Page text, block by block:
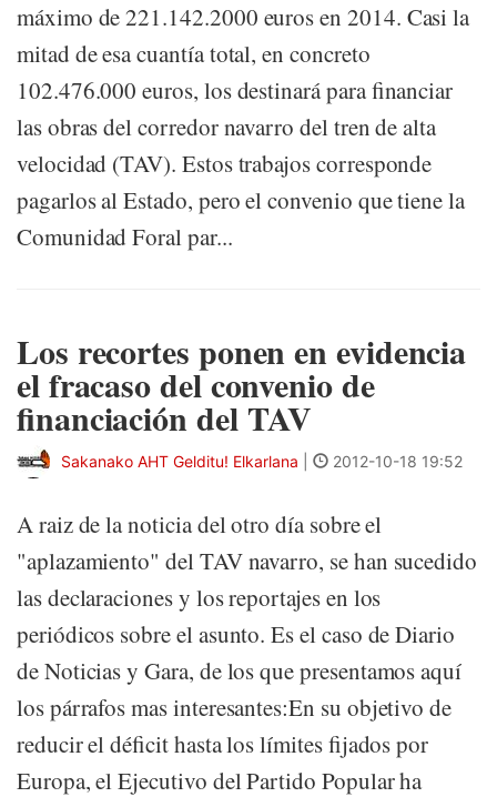
máximo de 221.142.2000 euros en 2014. Casi la
mitad de esa cuantía total, en concreto
102.476.000 euros, los destinará para financiar
las obras del corredor navarro del tren de alta
velocidad (TAV). Estos trabajos corresponde
pagarlos al Estado, pero el convenio que tiene la
Comunidad Foral par...
Los recortes ponen en evidencia
el fracaso del convenio de
financiación del TAV
Sakanako AHT Gelditu! Elkarlana 2012-10-18 19:52
A raiz de la noticia del otro día sobre el
"aplazamiento" del TAV navarro, se han sucedido
las declaraciones y los reportajes en los
periódicos sobre el asunto. Es el caso de Diario
de Noticias y Gara, de los que presentamos aquí
los párrafos mas interesantes:En su objetivo de
reducir el déficit hasta los límites fijados por
Europa, el Ejecutivo del Partido Popular ha